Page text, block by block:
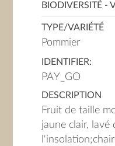
BIODIVERSITÉ -
TYPE/VARIÉTÉ
Pommier
IDENTIFIER:
PAY_GO
DESCRIPTION
Fruit de taille
jaune clair, lavé